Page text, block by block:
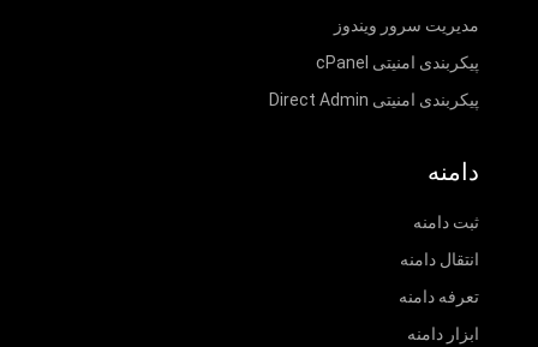
مدیریت سرور ویندوز
پیکربندی امنیتی cPanel
پیکربندی امنیتی Direct Admin
دامنه
ثبت دامنه
انتقال دامنه
تعرفه دامنه
ابزار دامنه